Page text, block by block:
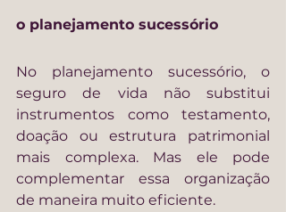
o planejamento sucessório
No planejamento sucessório, o
seguro de vida não substitui
instrumentos como testamento,
doação ou estrutura patrimonial
mais complexa. Mas ele pode
complementar essa organização
de maneira muito eficiente.